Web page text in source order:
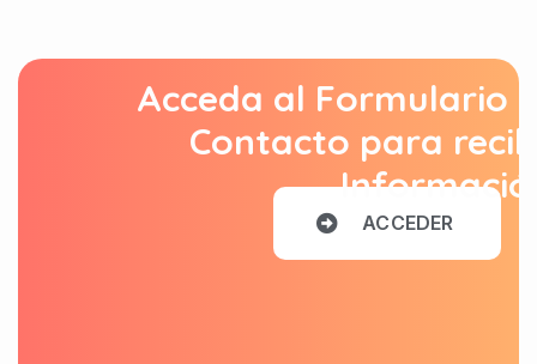
Acceda al Formulario
Contacto para
ACCEDER